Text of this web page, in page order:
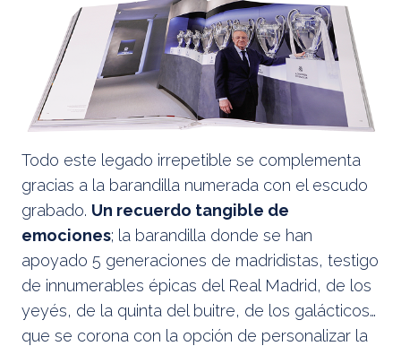
Todo este legado irrepetible se complementa
gracias a la barandilla numerada con el escudo
grabado. Un recuerdo tangible de
emociones; la barandilla donde se han
apoyado 5 generaciones de madridistas, testigo
de innumerables épicas del Real Madrid, de los
yeyés, de la quinta del buitre, de los galácticos…
que se corona con la opción de personalizar la